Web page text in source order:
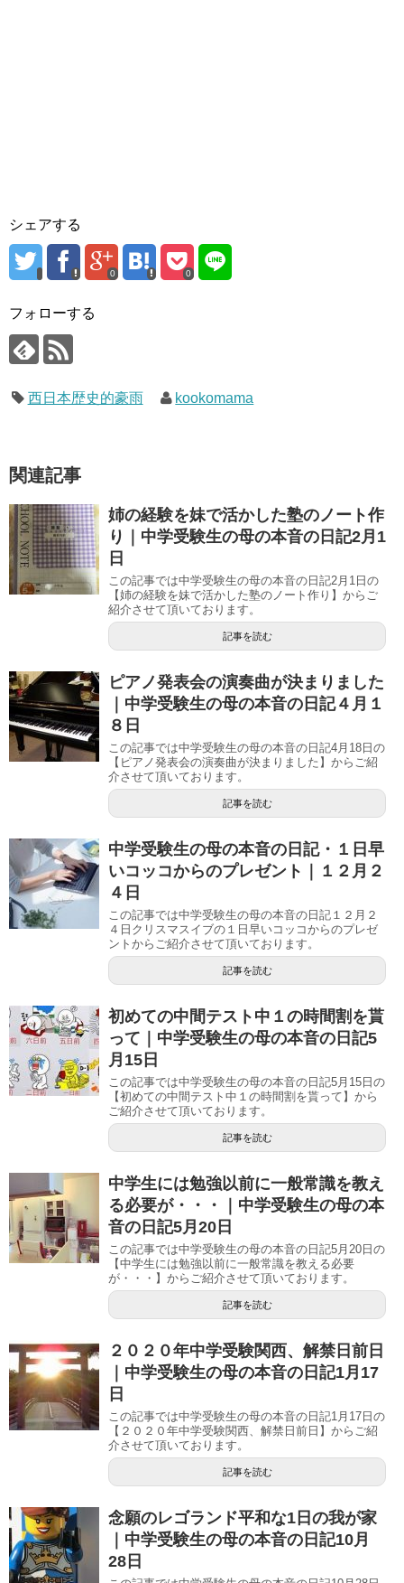
シェアする
0 0
フォローする
西日本歴史的豪雨 kookomama
関連記事
姉の経験を妹で活かした塾のノート作
り｜中学受験生の母の本音の日記2月1
日
この記事では中学受験生の母の本音の日記2月1日の
【姉の経験を妹で活かした塾のノート作り】からご
紹介させて頂いております。
記事を読む
ピアノ発表会の演奏曲が決まりました
｜中学受験生の母の本音の日記４月１
８日
この記事では中学受験生の母の本音の日記4月18日の
【ピアノ発表会の演奏曲が決まりました】からご紹
介させて頂いております。
記事を読む
中学受験生の母の本音の日記・１日早
いコッコからのプレゼント｜１２月２
４日
この記事では中学受験生の母の本音の日記１２月２
４日クリスマスイブの１日早いコッコからのプレゼ
ントからご紹介させて頂いております。
記事を読む
初めての中間テスト中１の時間割を貰
って｜中学受験生の母の本音の日記5
月15日
この記事では中学受験生の母の本音の日記5月15日の
【初めての中間テスト中１の時間割を貰って】から
ご紹介させて頂いております。
記事を読む
中学生には勉強以前に一般常識を教え
る必要が・・・｜中学受験生の母の本
音の日記5月20日
この記事では中学受験生の母の本音の日記5月20日の
【中学生には勉強以前に一般常識を教える必要
が・・・】からご紹介させて頂いております。
記事を読む
２０２０年中学受験関西、解禁日前日
｜中学受験生の母の本音の日記1月17
日
この記事では中学受験生の母の本音の日記1月17日の
【２０２０年中学受験関西、解禁日前日】からご紹
介させて頂いております。
記事を読む
念願のレゴランド平和な1日の我が家
｜中学受験生の母の本音の日記10月
28日